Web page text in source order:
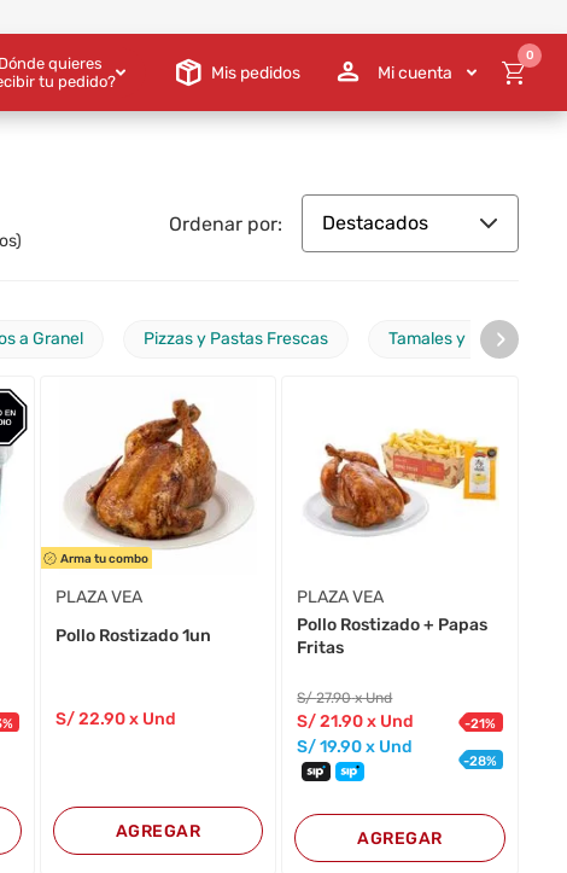
quieres
tu pedido?
Mis pedidos Mi cuenta
0
Ordenar por: Destacados
a Granel Pizzas y Pastas Frescas Tamales y Humitas
›
%
Arma tu combo
PLAZA VEA
Pollo Rostizado 1un
S/22.90x Und
AGREGAR
PLAZA VEA
Pollo Rostizado + Papas
Fritas
S/27.90 x Und
S/21.90x Und -21%
S/19.90x Und
-28%
AGREGAR